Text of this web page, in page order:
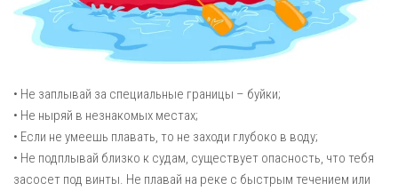
• Не заплывай за специальные границы – буйки;
• Не ныряй в незнакомых местах;
• Если не умеешь плавать, то не заходи глубоко в воду;
• Не подплывай близко к судам, существует опасность, что тебя
засосет под винты. Не плавай на реке с быстрым течением или